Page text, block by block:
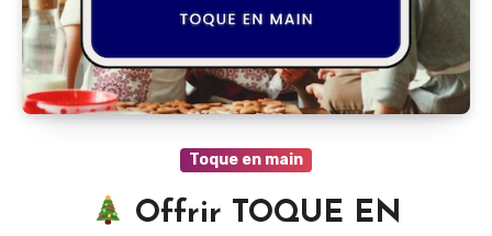
Toque en main
Offrir TOQUE EN